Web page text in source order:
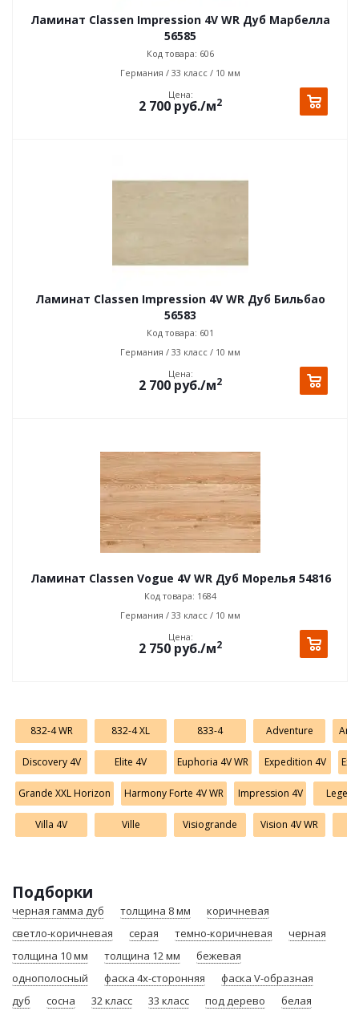
Ламинат Classen Impression 4V WR Дуб Марбелла
56585
Код товара: 606
Германия / 33 класс / 10 мм
Цена:
2 700 руб./м2
Ламинат Classen Impression 4V WR Дуб Бильбао
56583
Код товара: 601
Германия / 33 класс / 10 мм
Цена:
2 700 руб./м2
Ламинат Classen Vogue 4V WR Дуб Морелья 54816
Код товара: 1684
Германия / 33 класс / 10 мм
Цена:
2 750 руб./м2
832-4 WR 832-4 XL 833-4 Adventure
Discovery 4V Elite 4V Euphoria 4V WR Expedition 4V
Grande XXL Horizon Harmony Forte 4V WR Impression 4V
Villa 4V Ville Visiogrande Vision 4V WR
Подборки
черная гамма дуб толщина 8 мм
коричневая
светло-коричневая
серая темно-коричневая
черная
толщина 10 мм
толщина 12 мм
бежевая
однополосный
фаска 4х-сторонняя
фаска V-образная
дуб
сосна 32 класс 33 класс под дерево
белая